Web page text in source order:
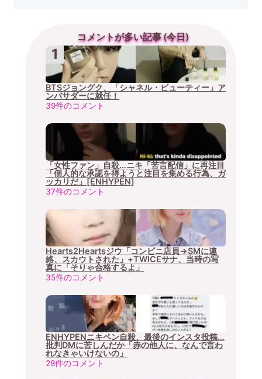
コメントが多い記事 (今日)
BTSジョングク、「シャネル・ビューティー」ア
ンバサダーに就任！
39件のコメント
「女性ファン」自殺…ニキ「苦言配信」に再注目
「個人的な承認を得ようと注目を集める行為、ガ
ッカリだ」[ENHYPEN]
37件のコメント
Hearts2Heartsジウ「コンビニ店員→SMに連
絡、スカウトされた」+TWICEサナ、当時の写
真に「そりゃ合格するよ」
35件のコメント
ENHYPENニキペン自殺、最後のインスタ投稿…
批判DMに苦しんだか「赤の他人に、なんで言わ
れなきゃいけないの」
28件のコメント